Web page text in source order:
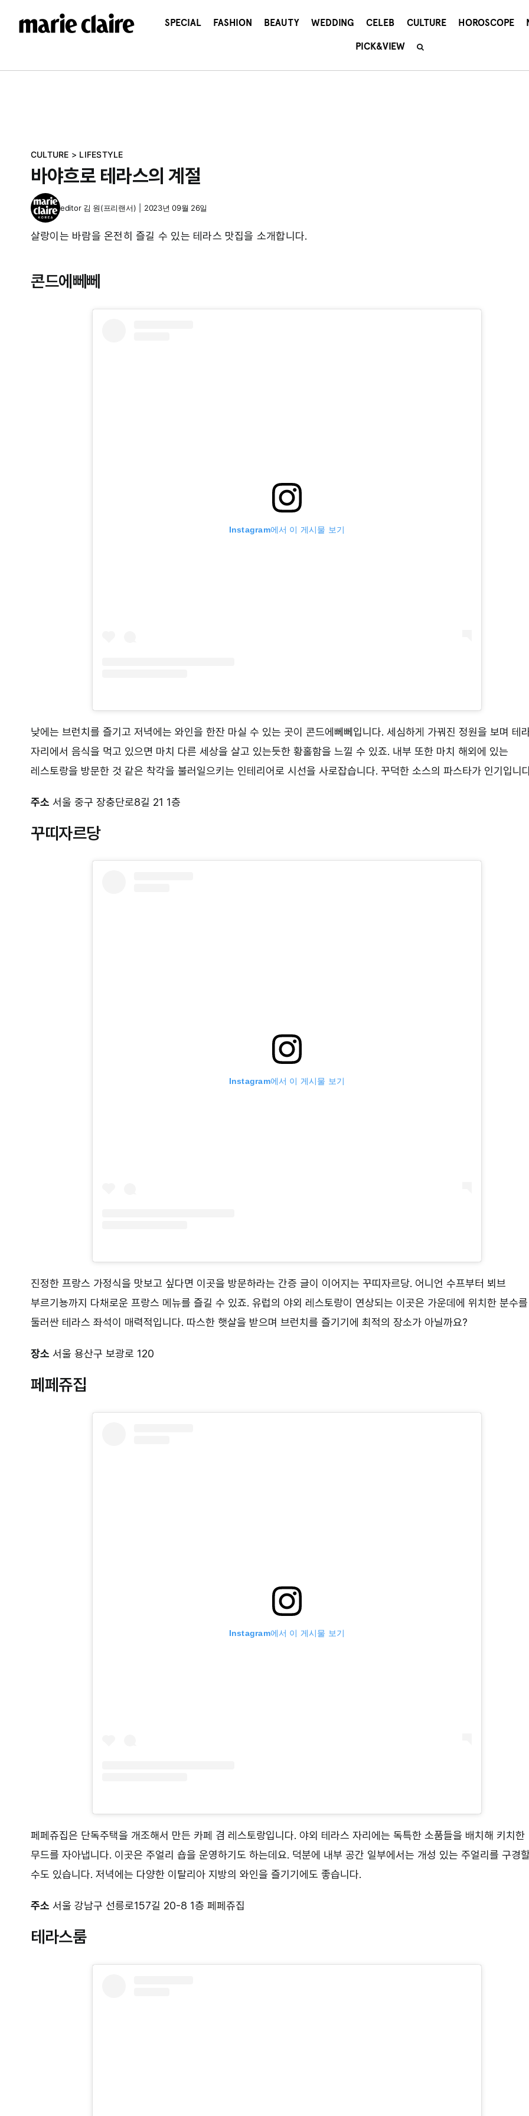
건
SPECIAL FASHION BEAUTY WEDDING CELEB CULTURE HOROSCOPE
PICK&VIEW
CULTURE > LIFESTYLE
바야흐로 테라스의 계절
editor 김 원(프리랜서) 2023년 09월 26일
살랑이는 바람을 온전히 즐길 수 있는 테라스 맛집을 소개합니다.
콘드에뻬뻬
Instagram에서 이 게시물 보기
낮에는 브런치를 즐기고 저녁에는 와인을 한잔 마실 수 있는 곳이 콘드에뻬뻬입니다. 세심하게 가꿔진 정원을 보며 테
자리에서 음식을 먹고 있으면 마치 다른 세상을 살고 있는듯한 황홀함을 느낄 수 있죠. 내부 또한 마치 해외에 있는
레스토랑을 방문한 것 같은 착각을 불러일으키는 인테리어로 시선을 사로잡습니다. 꾸덕한 소스의 파스타가 인기입니
주소 서울 중구 장충단로8길 21 1층
꾸띠자르당
Instagram에서 이 게시물 보기
진정한 프랑스 가정식을 맛보고 싶다면 이곳을 방문하라는 간증 글이 이어지는 꾸띠자르당. 어니언 수프부터 뵈브
부르기뇽까지 다채로운 프랑스 메뉴를 즐길 수 있죠. 유럽의 야외 레스토랑이 연상되는 이곳은 가운데에 위치한 분수를
둘러싼 테라스 좌석이 매력적입니다. 따스한 햇살을 받으며 브런치를 즐기기에 최적의 장소가 아닐까요?
장소 서울 용산구 보광로 120
페페쥬집
Instagram에서 이 게시물 보기
페페쥬집은 단독주택을 개조해서 만든 카페 겸 레스토랑입니다. 야외 테라스 자리에는 독특한 소품들을 배치해 키치한
무드를 자아냅니다. 이곳은 주얼리 숍을 운영하기도 하는데요. 덕분에 내부 공간 일부에서는 개성 있는 주얼리를 구경
수도 있습니다. 저녁에는 다양한 이탈리아 지방의 와인을 즐기기에도 좋습니다.
주소 서울 강남구 선릉로157길 20-8 1층 페페쥬집
테라스룸